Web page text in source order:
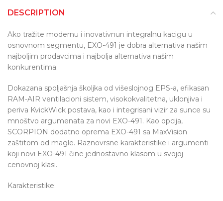
DESCRIPTION
Ako tražite modernu i inovativnun integralnu kacigu u
osnovnom segmentu, EXO-491 je dobra alternativa našim
najboljim prodavcima i najbolja alternativa našim
konkurentima.
Dokazana spoljašnja školjka od višeslojnog EPS-a, efikasan
RAM-AIR ventilacioni sistem, visokokvalitetna, uklonjiva i
periva KvickWick postava, kao i integrisani vizir za sunce su
mnoštvo argumenata za novi EXO-491. Kao opcija,
SCORPION dodatno oprema EXO-491 sa MaxVision
zaštitom od magle. Raznovrsne karakteristike i argumenti
koji novi EXO-491 čine jednostavno klasom u svojoj
cenovnoj klasi.
Karakteristike: